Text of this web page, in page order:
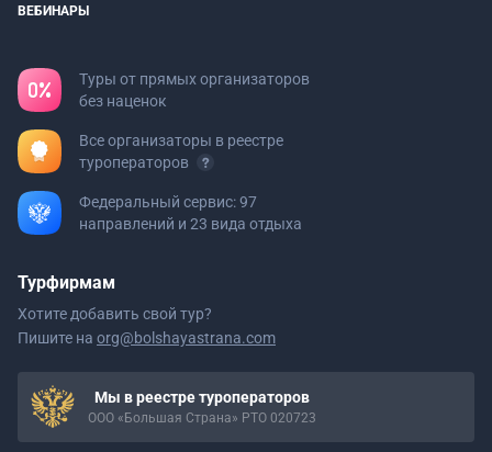
ВЕБИНАРЫ
Туры от прямых организаторов
без наценок
Все организаторы в реестре
туроператоров
Федеральный сервис: 97
направлений и 23 вида отдыха
Турфирмам
Хотите добавить свой тур?
Пишите на org@bolshayastrana.com
Мы в реестре туроператоров
ООО «Большая Страна» РТО 020723